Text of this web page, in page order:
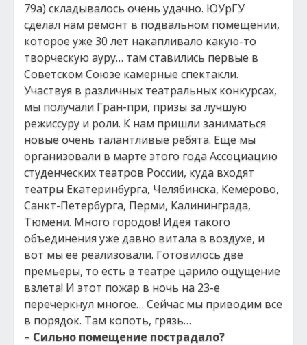
79а) складывалось очень удачно. ЮУрГУ
сделал нам ремонт в подвальном помещении,
которое уже 30 лет накапливало какую-то
творческую ауру… там ставились первые в
Советском Союзе камерные спектакли.
Участвуя в различных театральных конкурсах,
мы получали Гран-при, призы за лучшую
режиссуру и роли. К нам пришли заниматься
новые очень талантливые ребята. Еще мы
организовали в марте этого года Ассоциацию
студенческих театров России, куда входят
театры Екатеринбурга, Челябинска, Кемерово,
Санкт-Петербурга, Перми, Калининграда,
Тюмени. Много городов! Идея такого
объединения уже давно витала в воздухе, и
вот мы ее реализовали. Готовилось две
премьеры, то есть в театре царило ощущение
взлета! И этот пожар в ночь на 23-е
перечеркнул многое… Сейчас мы приводим все
в порядок. Там копоть, грязь…
– Сильно помещение пострадало?